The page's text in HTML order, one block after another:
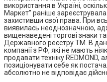
використання в Україні,
Маркет” раніше
захистивши свої права. При
виявилась неоднозначною,
вищенаведені торгові знаки
Державного реєстру ТМ. В
компанії з РФ, які не мають
продавати техніку REDMOND,
позиціонувати себе як
абсолютно не відповідає